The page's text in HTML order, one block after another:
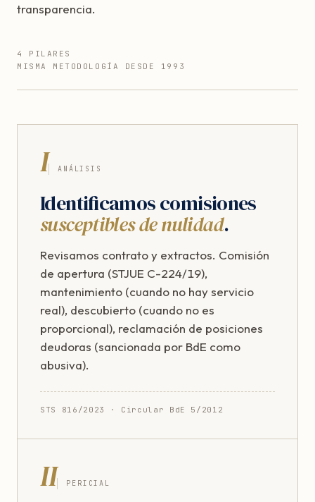
transparencia.
4 PILARES
MISMA METODOLOGÍA DESDE 1993
I ANÁLISIS
Identificamos comisiones
susceptibles de nulidad.
Revisamos contrato y extractos. Comisión
de apertura (STJUE C-224/19),
mantenimiento (cuando no hay servicio
real), descubierto (cuando no es
proporcional), reclamación de posiciones
deudoras (sancionada por BdE como
abusiva).
STS 816/2023 · Circular BdE 5/2012
II PERICIAL